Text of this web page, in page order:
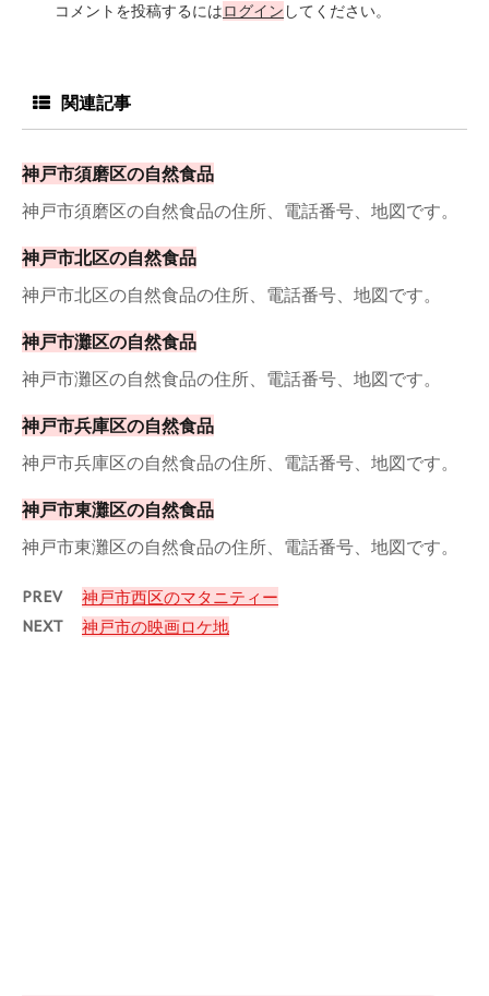
コメントを投稿するにはログイン してください。
関連記事
神戸市須磨区の自然食品
神戸市須磨区の自然食品の住所、電話番号、地図です。
神戸市北区の自然食品
神戸市北区の自然食品の住所、電話番号、地図です。
神戸市灘区の自然食品
神戸市灘区の自然食品の住所、電話番号、地図です。
神戸市兵庫区の自然食品
神戸市兵庫区の自然食品の住所、電話番号、地図です。
神戸市東灘区の自然食品
神戸市東灘区の自然食品の住所、電話番号、地図です。
PREV 神戸市西区のマタニティー
NEXT 神戸市の映画ロケ地